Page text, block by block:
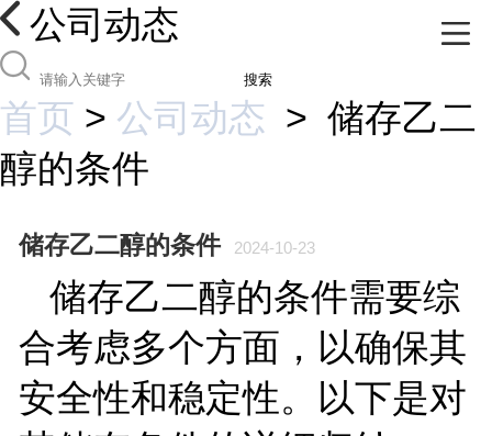
公司动态
搜索
首页 > 公司动态 > 储存乙二
醇的条件
储存乙二醇的条件 2024-10-23
储存乙二醇的条件需要综
合考虑多个方面，以确保其
安全性和稳定性。以下是对